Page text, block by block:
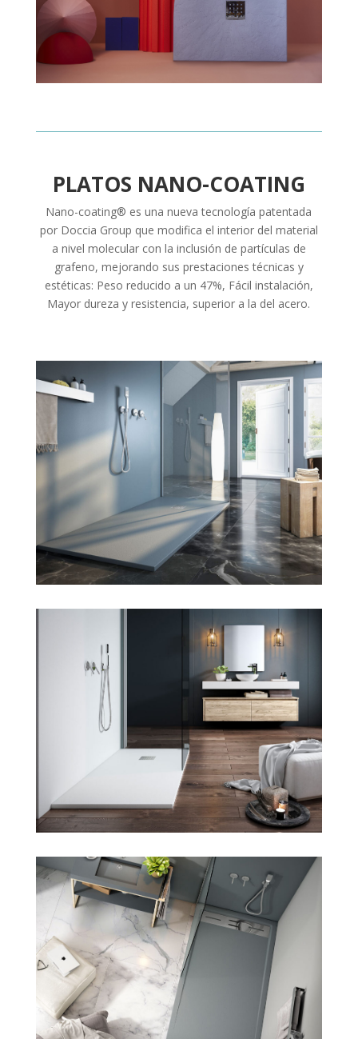
PLATOS NANO-COATING
Nano-coating® es una nueva tecnología patentada
por Doccia Group que modifica el interior del material
a nivel molecular con la inclusión de partículas de
grafeno, mejorando sus prestaciones técnicas y
estéticas: Peso reducido a un 47%, Fácil instalación,
Mayor dureza y resistencia, superior a la del acero.